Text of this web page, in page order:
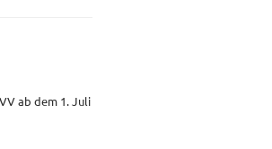
ab dem 1. Juli